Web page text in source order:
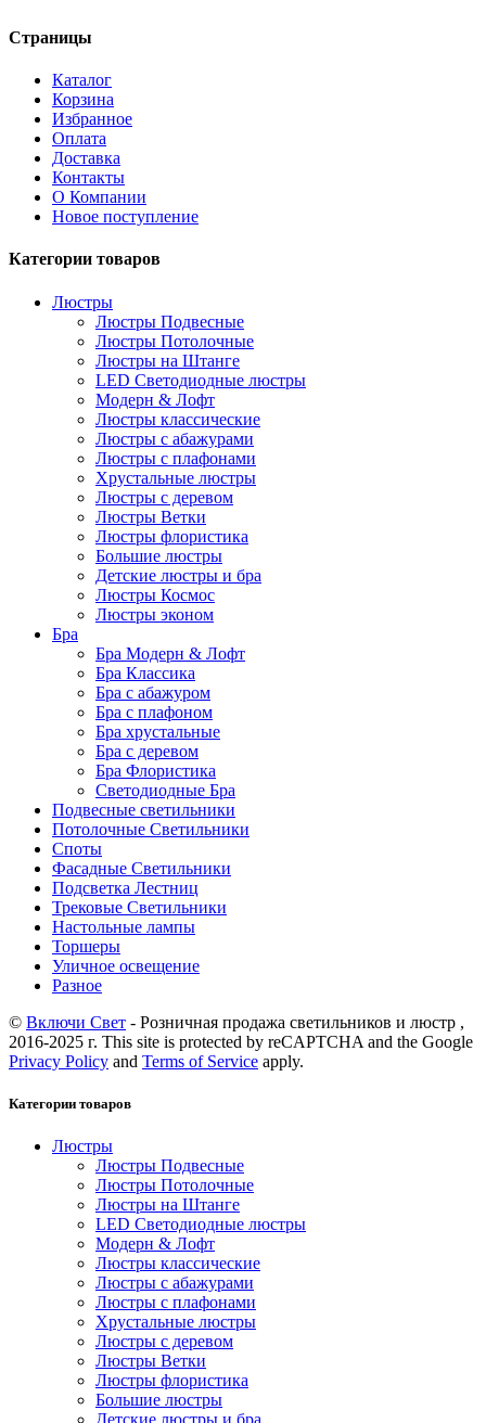
Страницы
Каталог
Корзина
Избранное
Оплата
Доставка
Контакты
О Компании
Новое поступление
Категории товаров
Люстры
Люстры Подвесные
Люстры Потолочные
Люстры на Штанге
LED Светодиодные люстры
Модерн & Лофт
Люстры классические
Люстры с абажурами
Люстры с плафонами
Хрустальные люстры
Люстры с деревом
Люстры Ветки
Люстры флористика
Большие люстры
Детские люстры и бра
Люстры Космос
Люстры эконом
Бра
Бра Модерн & Лофт
Бра Классика
Бра с абажуром
Бра с плафоном
Бра хрустальные
Бра с деревом
Бра Флористика
Светодиодные Бра
Подвесные светильники
Потолочные Светильники
Споты
Фасадные Светильники
Подсветка Лестниц
Трековые Светильники
Настольные лампы
Торшеры
Уличное освещение
Разное
© Включи Свет - Розничная продажа светильников и люстр ,
2016-2025 г. This site is protected by reCAPTCHA and the Google
Privacy Policy and Terms of Service apply.
Категории товаров
Люстры
Люстры Подвесные
Люстры Потолочные
Люстры на Штанге
LED Светодиодные люстры
Модерн & Лофт
Люстры классические
Люстры с абажурами
Люстры с плафонами
Хрустальные люстры
Люстры с деревом
Люстры Ветки
Люстры флористика
Большие люстры
Детские люстры и бра